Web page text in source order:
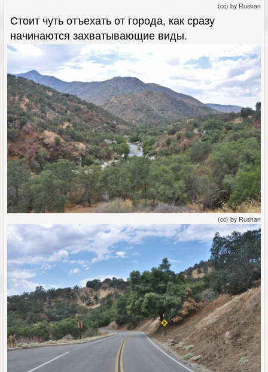
(cc) by Rushan
Стоит чуть отъехать от города, как сразу
начинаются захватывающие виды.
(cc) by Rushan